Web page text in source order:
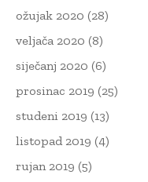
ožujak 2020 (28)
veljača 2020 (8)
siječanj 2020 (6)
prosinac 2019 (25)
studeni 2019 (13)
listopad 2019 (4)
rujan 2019 (5)